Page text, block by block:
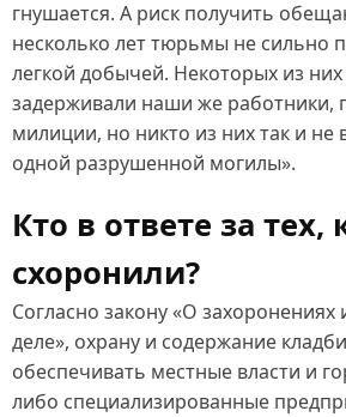
гнушается. А риск получить
несколько лет тюрьмы не сильно
легкой добычей. Некоторых из
задерживали наши же работники,
милиции, но никто из них так и не
одной разрушенной могилы».
Кто в ответе за тех,
схоронили?
Согласно закону «О
деле», охрану и содержание
обеспечивать местные власти и
либо специализированные